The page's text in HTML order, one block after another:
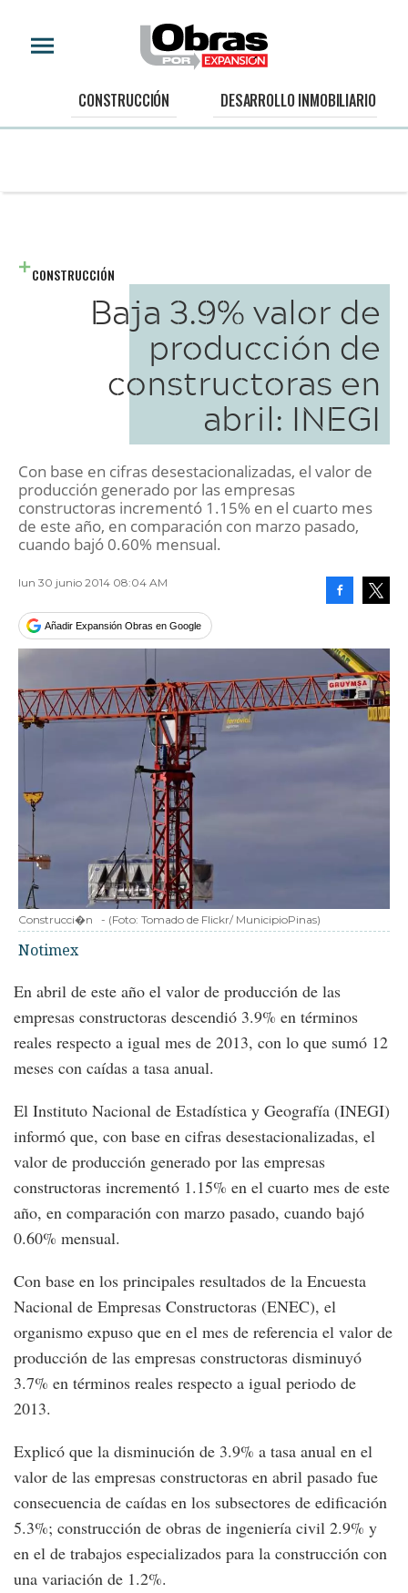
CONSTRUCCIÓN DESARROLLO INMOBILIARIO
CONSTRUCCIÓN
Baja 3.9% valor de
producción de
constructoras en
abril: INEGI
Con base en cifras desestacionalizadas, el valor de
producción generado por las empresas
constructoras incrementó 1.15% en el cuarto mes
de este año, en comparación con marzo pasado,
cuando bajó 0.60% mensual.
lun 30 junio 2014 08:04 AM
Añadir Expansión Obras en Google
Construcci�n - (Foto: Tomado de Flickr/ MunicipioPinas)
Notimex
En abril de este año el valor de producción de las
empresas constructoras descendió 3.9% en términos
reales respecto a igual mes de 2013, con lo que sumó 12
meses con caídas a tasa anual.
El Instituto Nacional de Estadística y Geografía (INEGI)
informó que, con base en cifras desestacionalizadas, el
valor de producción generado por las empresas
constructoras incrementó 1.15% en el cuarto mes de este
año, en comparación con marzo pasado, cuando bajó
0.60% mensual.
Con base en los principales resultados de la Encuesta
Nacional de Empresas Constructoras (ENEC), el
organismo expuso que en el mes de referencia el valor de
producción de las empresas constructoras disminuyó
3.7% en términos reales respecto a igual periodo de
2013.
Explicó que la disminución de 3.9% a tasa anual en el
valor de las empresas constructoras en abril pasado fue
consecuencia de caídas en los subsectores de edificación
5.3%; construcción de obras de ingeniería civil 2.9% y
en el de trabajos especializados para la construcción con
una variación de 1.2%.